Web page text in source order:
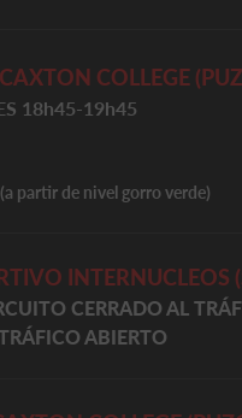
COLLEGE
18h45-19h45
partir de nivel gorro verde)
INTERNUCLEOS
CERRADO AL
ABIERTO